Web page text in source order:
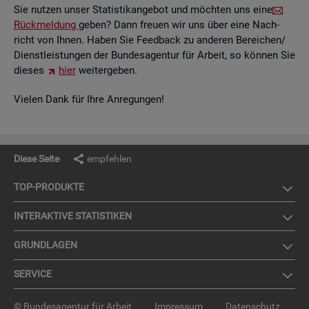
Sie nut­zen unser Sta­tis­tik­an­ge­bot und möch­ten uns eine
Rück­mel­dung geben? Dann freu­en wir uns über eine Nach­
richt von Ihnen. Haben Sie Feed­back zu an­de­ren Be­rei­chen/
Dienst­leis­tun­gen der Bun­des­agen­tur für Ar­beit, so kön­nen Sie
die­ses
hier wei­ter­ge­ben.
Vie­len Dank für Ihre An­re­gun­gen!
Diese Seite empfehlen
TOP-PRO­DUK­TE
IN­TER­AK­TI­VE STA­TIS­TI­KEN
GRUND­LA­GEN
SER­VICE
© Bundesagentur für Arbeit Impressum Datenschutz